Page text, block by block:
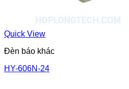
Quick View
Đèn báo khác
HY-606N-24